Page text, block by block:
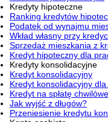
Kredyty hipoteczne
Ranking kredytów
Podatek od wynajmu
Wkład własny przy
Sprzedaż mieszkania z
Kredyt hipoteczny dla
Kredyty konsolidacyjne
Kredyt konsolidacyjny
Kredyt konsolidacyjny dla
Kredyt na spłatę
Jak wyjść z długów?
Przeniesienie kredytu